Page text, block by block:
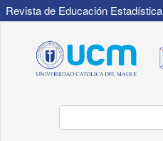
Revista de Educación Estadística
principal
Contenido
principal